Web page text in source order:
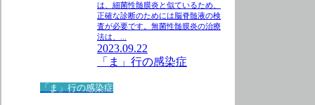
は、細菌性髄膜炎と似ているため、
正確な診断のためには脳脊髄液の検
査が必要です。無菌性髄膜炎の治療
法は、...
2023.09.22
「ま」行の感染症
「ま」行の感染症